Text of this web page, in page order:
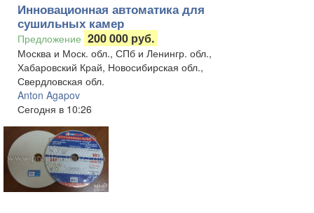
Инновационная автоматика для
сушильных камер
Предложение 200 000 руб.
Москва и Моск. обл., СПб и Ленингр. обл.,
Хабаровский Край, Новосибирская обл.,
Свердловская обл.
Anton Agapov
Сегодня в 10:26